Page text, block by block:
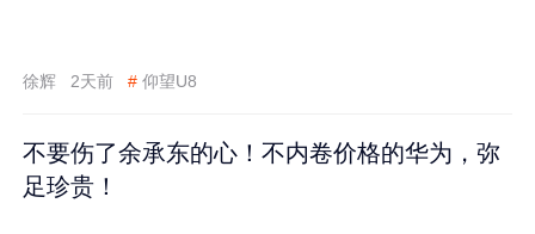
徐辉 2天前 # 仰望U8
不要伤了余承东的心！不内卷价格的华为，弥
足珍贵！